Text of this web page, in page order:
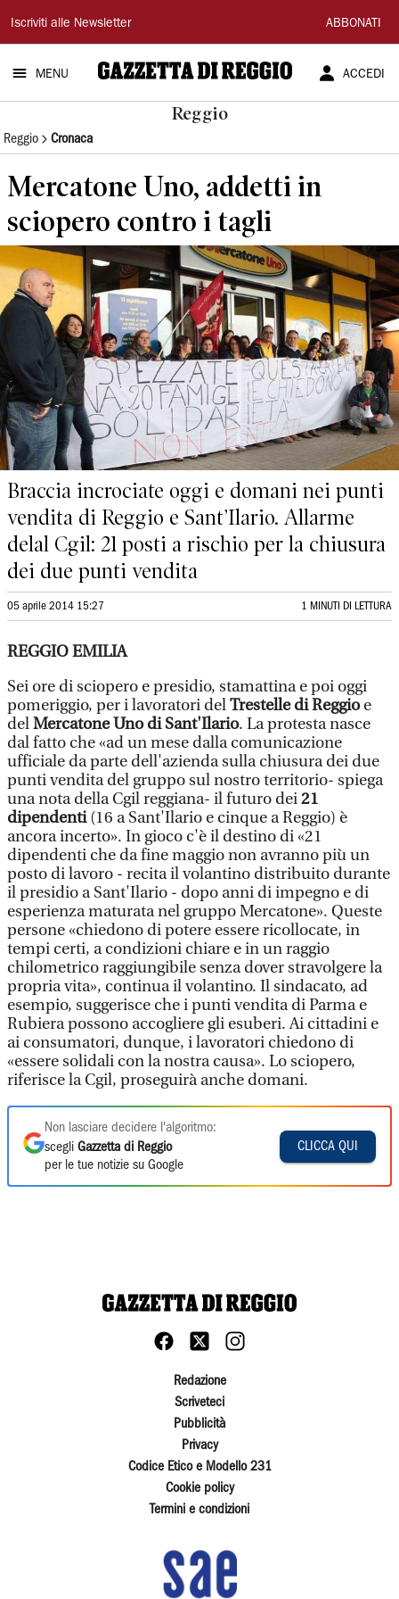
Gazzetta
di
Reggio
Iscriviti alle Newsletter ABBONATI
MENU ACCEDI
Reggio
Reggio Cronaca
Mercatone Uno, addetti in
sciopero contro i tagli
Braccia incrociate oggi e domani nei punti
vendita di Reggio e Sant’Ilario. Allarme
delal Cgil: 21 posti a rischio per la chiusura
dei due punti vendita
05 aprile 2014 15:27 1 MINUTI DI LETTURA
REGGIO EMILIA
Sei ore di sciopero e presidio, stamattina e poi oggi
pomeriggio, per i lavoratori delTrestelle di Reggioe
delMercatone Uno di Sant'Ilario. La protesta nasce
dal fatto che «ad un mese dalla comunicazione
ufficiale da parte dell'azienda sulla chiusura dei due
punti vendita del gruppo sul nostro territorio- spiega
una nota della Cgil reggiana- il futuro dei21
dipendenti(16 a Sant'Ilario e cinque a Reggio) è
ancora incerto». In gioco c'è il destino di «21
dipendenti che da fine maggio non avranno più un
posto di lavoro - recita il volantino distribuito durante
il presidio a Sant'Ilario - dopo anni di impegno e di
esperienza maturata nel gruppo Mercatone». Queste
persone «chiedono di potere essere ricollocate, in
tempi certi, a condizioni chiare e in un raggio
chilometrico raggiungibile senza dover stravolgere la
propria vita», continua il volantino. Il sindacato, ad
esempio, suggerisce che i punti vendita di Parma e
Rubiera possono accogliere gli esuberi. Ai cittadini e
ai consumatori, dunque, i lavoratori chiedono di
«essere solidali con la nostra causa». Lo sciopero,
riferisce la Cgil, proseguirà anche domani.
Non lasciare decidere l'algoritmo:
scegli Gazzetta di Reggio
per le tue notizie su Google
CLICCA QUI
Redazione
Scriveteci
Pubblicità
Privacy
Codice Etico e Modello 231
Cookie policy
Termini e condizioni